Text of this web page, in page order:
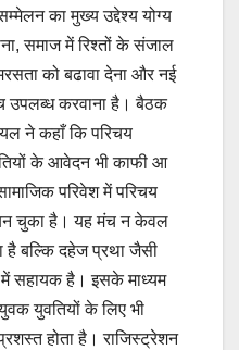
का मुख्य उद्देश्य योग्य
समाज में रिश्तों के संजाल
को बढावा देना और नई
उपलब्ध करवाना है। बैठक
ने कहाँ कि परिचय
के आवेदन भी काफी आ
परिवेश में परिचय
चुका है। यह मंच न केवल
बल्कि दहेज प्रथा जैसी
में सहायक है। इसके माध्यम
युवतियों के लिए भी
होता है। राजिस्ट्रेशन